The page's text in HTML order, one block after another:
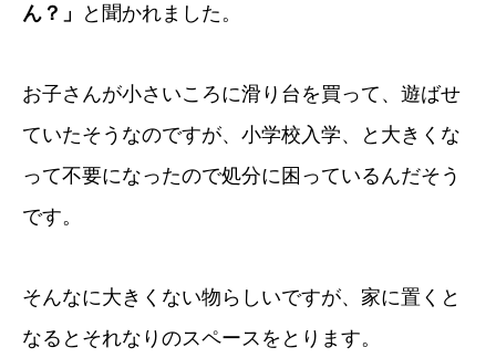
ん？」
と聞かれました。
お子さんが小さいころに滑り台を買って、遊ばせ
ていたそうなのですが、小学校入学、と大きくな
って不要になったので処分に困っているんだそう
です。
そんなに大きくない物らしいですが、家に置くと
なるとそれなりのスペースをとります。